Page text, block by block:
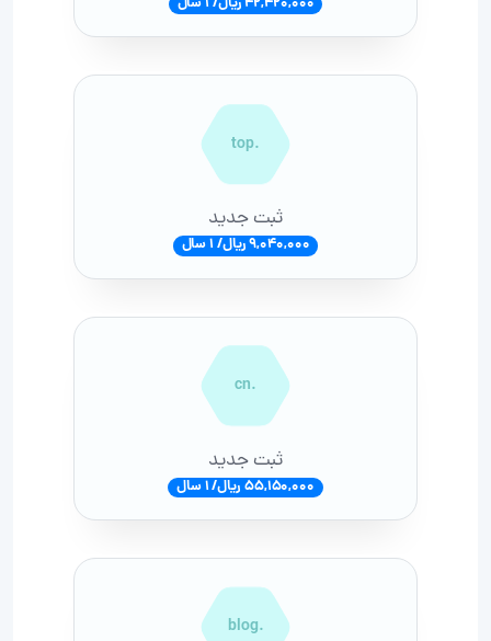
.top
ثبت جدید
9,040,000 ریال/ 1 سال
.cn
ثبت جدید
55,150,000 ریال/ 1 سال
.blog